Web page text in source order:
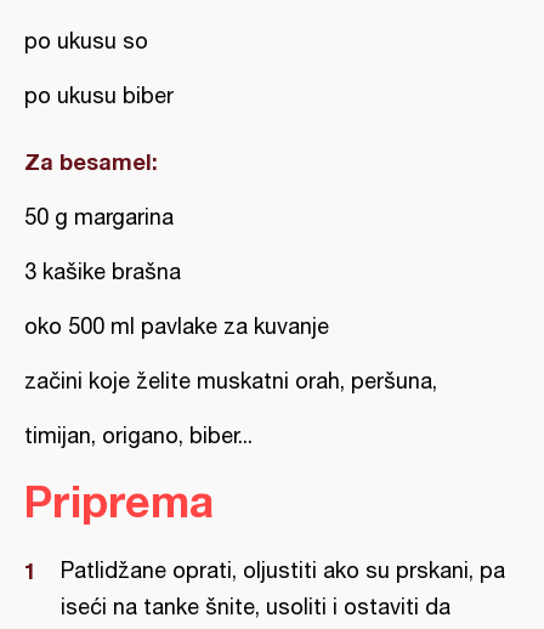
po ukusu so
po ukusu biber
Za besamel:
50 g margarina
3 kašike brašna
oko 500 ml pavlake za kuvanje
začini koje želite muskatni orah, peršuna,
timijan, origano, biber...
Priprema
Patlidžane oprati, oljustiti ako su prskani, pa
iseći na tanke šnite, usoliti i ostaviti da